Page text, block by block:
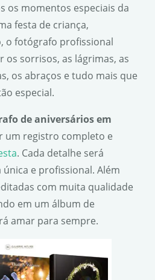
os momentos especiais da
festa de criança,
o fotógrafo profissional
os sorrisos, as lágrimas, as
os abraços e tudo mais que
especial.
de aniversários em
um registro completo e
. Cada detalhe será
e profissional. Além
com muita qualidade
em um álbum de
amar para sempre.